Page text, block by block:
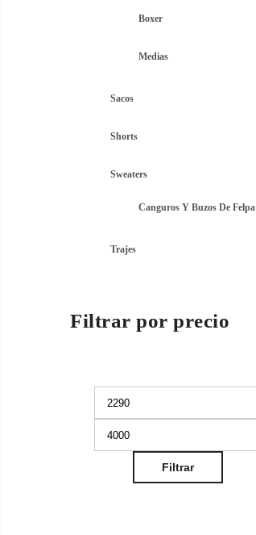
Boxer
Medias
Sacos
Shorts
Sweaters
Canguros Y Buzos De Felpa
Trajes
Filtrar por precio
Filtrar